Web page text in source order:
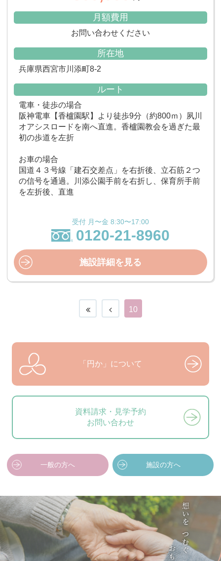
月額費用
お問い合わせください
所在地
兵庫県西宮市川添町8-2
ルート
電車・徒歩の場合
阪神電車【香櫨園駅】より徒歩9分（約800ｍ）夙川
オアシスロードを南へ直進。香櫨園教会を過ぎた最
初の歩道を左折
お車の場合
国道４３号線「建石交差点」を右折後、立石筋２つ
の信号を通過。川添公園手前を右折し、保育所手前
を左折後、直進
受付 月〜金 8:30〜17:00
0120-21-8960
施設詳細を見る
10
「円か」について
資料請求・見学予約
お問い合わせ
一般の方へ 施設の方へ